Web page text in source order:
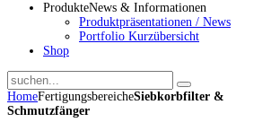
ProdukteNews & Informationen
Produktpräsentationen / News
Portfolio Kurzübersicht
Shop
HomeFertigungsbereicheSiebkorbfilter &
Schmutzfänger